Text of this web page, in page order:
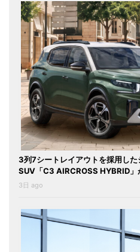
3列7シートレイアウトを採用した
SUV「C3 AIRCROSS HYBRID」
3日 ago